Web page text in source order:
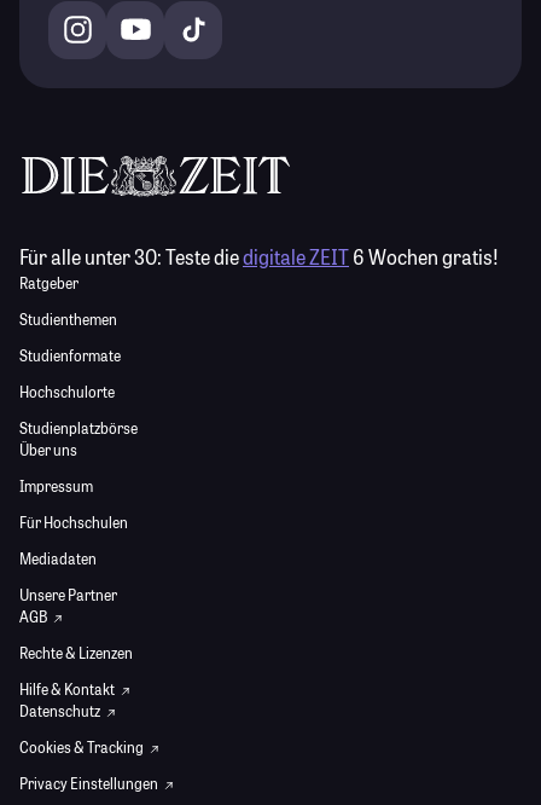
Für alle unter 30:Teste diedigitale ZEIT6 Wochen gratis!
Ratgeber
Studienthemen
Studienformate
Hochschulorte
Studienplatzbörse
Über uns
Impressum
Für Hochschulen
Mediadaten
Unsere Partner
AGB
Rechte & Lizenzen
Hilfe & Kontakt
Datenschutz
Cookies & Tracking
Privacy Einstellungen